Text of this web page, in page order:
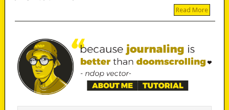
Read More